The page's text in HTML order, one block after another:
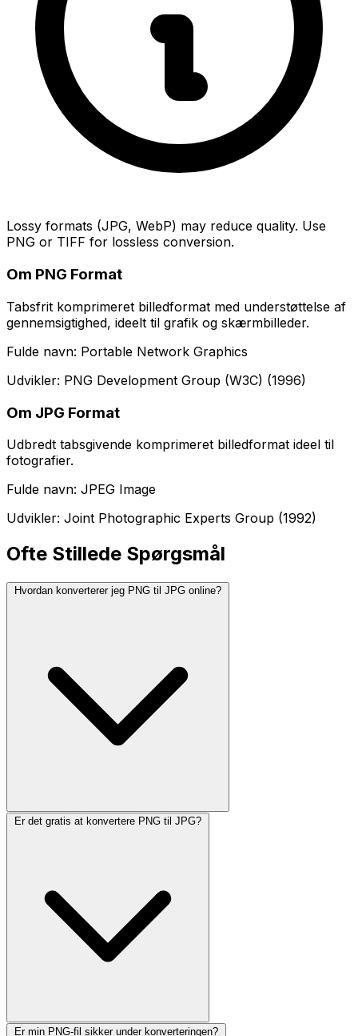
Lossy formats (JPG, WebP) may reduce quality. Use
PNG or TIFF for lossless conversion.
Om PNG Format
Tabsfrit komprimeret billedformat med understøttelse af
gennemsigtighed, ideelt til grafik og skærmbilleder.
Fulde navn: Portable Network Graphics
Udvikler: PNG Development Group (W3C) (1996)
Om JPG Format
Udbredt tabsgivende komprimeret billedformat ideel til
fotografier.
Fulde navn: JPEG Image
Udvikler: Joint Photographic Experts Group (1992)
Ofte Stillede Spørgsmål
Hvordan konverterer jeg PNG til JPG online?
Er det gratis at konvertere PNG til JPG?
Er min PNG-fil sikker under konverteringen?